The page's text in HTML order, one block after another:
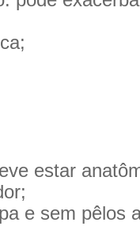
estar
e sem pêlos